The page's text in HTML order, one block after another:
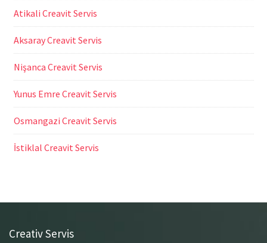
Atikali Creavit Servis
Aksaray Creavit Servis
Nişanca Creavit Servis
Yunus Emre Creavit Servis
Osmangazi Creavit Servis
İstiklal Creavit Servis
Creativ Servis